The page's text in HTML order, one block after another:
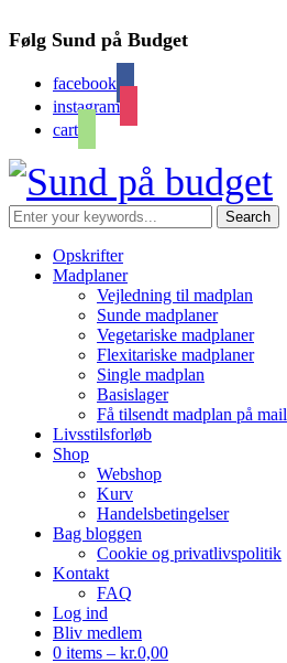
Følg Sund på Budget
facebook
instagram
cart
Opskrifter
Madplaner
Vejledning til madplan
Sunde madplaner
Vegetariske madplaner
Flexitariske madplaner
Single madplan
Basislager
Få tilsendt madplan på mail
Livsstilsforløb
Shop
Webshop
Kurv
Handelsbetingelser
Bag bloggen
Cookie og privatlivspolitik
Kontakt
FAQ
Log ind
Bliv medlem
0 items – kr.0,00